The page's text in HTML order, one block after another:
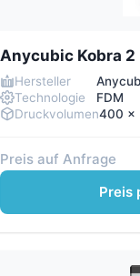
Anycubic Kobra 2
Hersteller
Technologie
FDM
Druckvolumen400 x
Preis auf Anfrage
Preis